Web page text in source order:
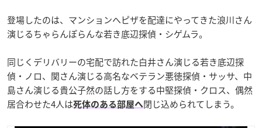
登場したのは、マンションへピザを配達にやってきた浪川さん
演じるちゃらんぽらんな若き底辺探偵・シゲムラ。
同じくデリバリーの宅配で訪れた白井さん演じる若き底辺探
偵・ノロ、関さん演じる高名なベテラン悪徳探偵・サッサ、中
島さん演じる貴公子然の話し方をする中堅探偵・クロス、偶然
居合わせた4人は死体のある部屋へ閉じ込められてしまう。